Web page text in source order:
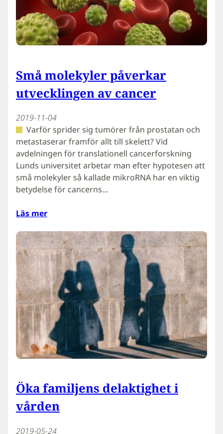
Små molekyler påverkar
utvecklingen av cancer
2019-11-04
Varför sprider sig tumörer från prostatan och
metastaserar framför allt till skelett? Vid
avdelningen för translationell cancerforskning
Lunds universitet arbetar man efter hypotesen att
små molekyler så kallade mikroRNA har en viktig
betydelse för cancerns…
Läs mer
Öka familjens delaktighet i
vården
2019-05-24